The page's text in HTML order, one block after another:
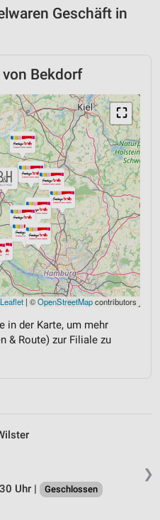
Geschäft in
Bekdorf
⛶
Leaflet | ©OpenStreetMapcontributors
in der Karte, um mehr
& Route) zur Filiale zu
❯
Uhr |
Geschlossen